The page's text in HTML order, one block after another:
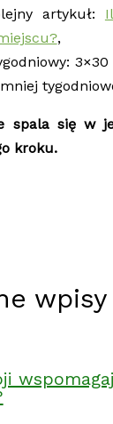
artykuł:
,
spala się w
kroku.
wpisy